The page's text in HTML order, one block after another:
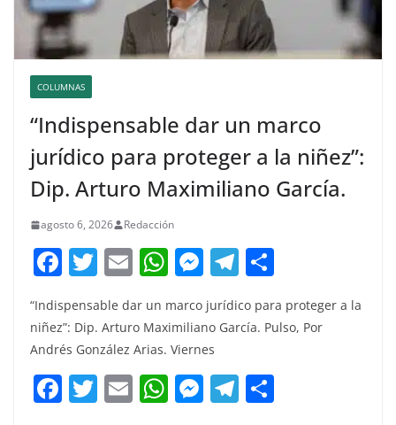
COLUMNAS
“Indispensable dar un marco
jurídico para proteger a la niñez”:
Dip. Arturo Maximiliano García.
agosto 6, 2026 Redacción
F
c
e
b
o
T
w
itt
er
E
ai
l
W
at
s
A
p
M
e
ss
e
n
g
T
e
a
m
m
“Indispensable dar un marco jurídico para proteger a la
niñez”: Dip. Arturo Maximiliano García. Pulso, Por
Andrés González Arias. Viernes
F T E W M T